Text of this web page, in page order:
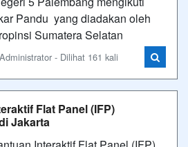
Pandu yang diadakan oleh
Sumatera Selatan
- Dilihat 161 kali
Flat Panel (IFP)
Jakarta